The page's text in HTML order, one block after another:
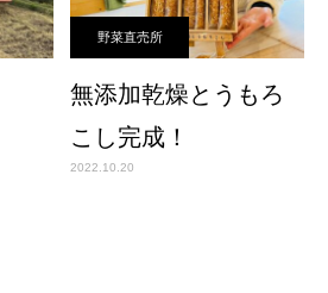
野菜直売所
無添加乾燥とうもろ
こし完成！
2022.10.20